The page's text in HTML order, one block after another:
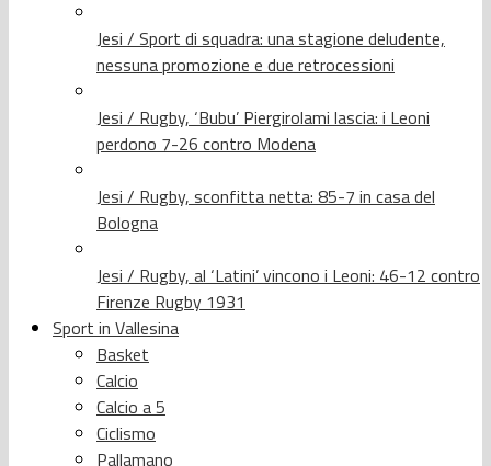
Jesi / Sport di squadra: una stagione deludente,
nessuna promozione e due retrocessioni
Jesi / Rugby, ‘Bubu’ Piergirolami lascia: i Leoni
perdono 7-26 contro Modena
Jesi / Rugby, sconfitta netta: 85-7 in casa del
Bologna
Jesi / Rugby, al ‘Latini’ vincono i Leoni: 46-12 contro
Firenze Rugby 1931
Sport in Vallesina
Basket
Calcio
Calcio a 5
Ciclismo
Pallamano